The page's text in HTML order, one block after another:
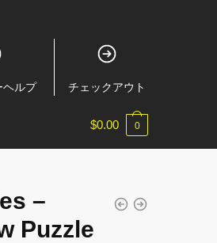
ヘルプ チェックアウト
$0.00 0
–
Puzzle